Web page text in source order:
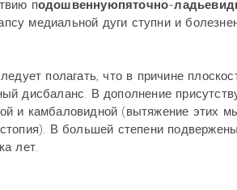
подошвеннуюпяточно-
медиальной дуги ступни и
полагать, что в причине
дисбаланс. В дополнение
и камбаловидной (вытяжение этих
В большей степени
лет.